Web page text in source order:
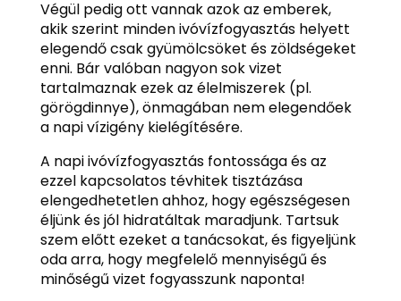
Végül pedig ott vannak azok az emberek,
akik szerint minden ivóvízfogyasztás helyett
elegendő csak gyümölcsöket és zöldségeket
enni. Bár valóban nagyon sok vizet
tartalmaznak ezek az élelmiszerek (pl.
görögdinnye), önmagában nem elegendőek
a napi vízigény kielégítésére.
A napi ivóvízfogyasztás fontossága és az
ezzel kapcsolatos tévhitek tisztázása
elengedhetetlen ahhoz, hogy egészségesen
éljünk és jól hidratáltak maradjunk. Tartsuk
szem előtt ezeket a tanácsokat, és figyeljünk
oda arra, hogy megfelelő mennyiségű és
minőségű vizet fogyasszunk naponta!